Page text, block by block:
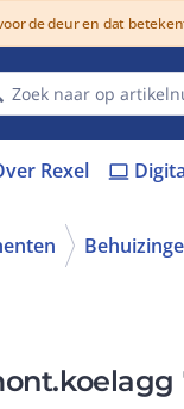
de deur en dat
Rexel laptop